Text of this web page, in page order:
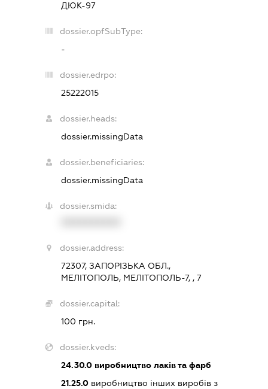
ДЮК-97
dossier.opfSubType:
-
dossier.edrpo:
25222015
dossier.heads:
dossier.missingData
dossier.beneficiaries:
dossier.missingData
dossier.smida:
dossier.address:
72307, ЗАПОРІЗЬКА ОБЛ.,
МЕЛІТОПОЛЬ, МЕЛІТОПОЛЬ-7, , 7
dossier.capital:
100 грн.
dossier.kveds:
24.30.0виробництво лаків та фарб
21.25.0виробництво інших виробів з